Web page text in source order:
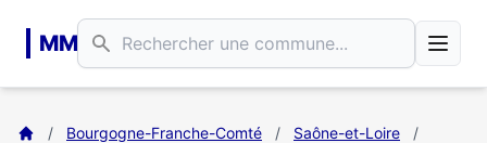
MM
/ Bourgogne-Franche-Comté / Saône-et-Loire
/